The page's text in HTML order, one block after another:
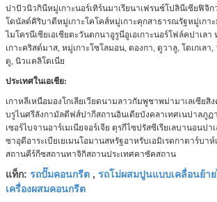
ปาปัวนิวกินีหมู่เกาะนอร์เทิร์นมาเรียนาเฟรนช์โปลินีเซียฟิจิ
โดนัลด์คิริบาตีหมู่เกาะโคโคส์หมู่เกาะคุกสาธารณรัฐหมู่เกา
ไมโครนีเซียเอเชียตะวันตกนาอูรูนีอูเอเกาะนอร์โฟล์คปาเล
เกาะคริสต์มาส, หมู่เกาะโซโลมอน, ตองกา, ตูวาลู, โตเกเล
ตู, นิวแคลิโดเนีย
ประเทศในเอเชีย:
เกาหลีเหนือมองโกเลียเวียดนามลาวกัมพูชาพม่ามาเลเซีย
บรูไนศรีลังกามัลดีฟส์ปากีสถานอินเดียบังคลาเทศเนปาลภู
เซอร์ไบจานอาร์เมเนียจอร์เจีย ตุรกีไซปรัสซีเรียเลบานอนป
ซาอุดีอาระเบียเยเมนโอมานสหรัฐอาหรับเอมิเรตกาตาร์บาห์
สถานคีร์กีซสถานทาจิกิสถานประเทศคาซัคสถาน
แท็ก: รถปั๊มคอนกรีต , รถโม่ผสมปูนแบบเคลื่อนย้า
เครื่องผสมคอนกรีต